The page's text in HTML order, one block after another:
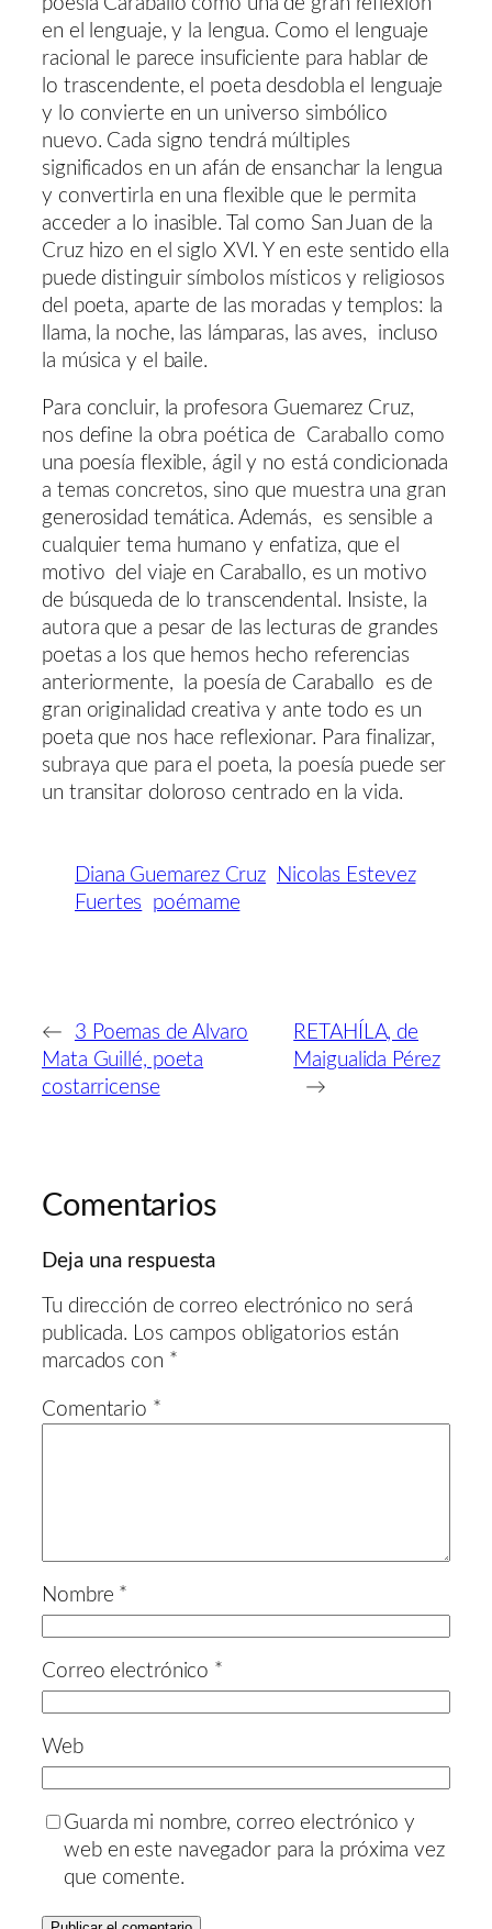
en el lenguaje, y la lengua. Como el lenguaje
racional le parece insuficiente para hablar de
lo trascendente, el poeta desdobla el lenguaje
y lo convierte en un universo simbólico
nuevo. Cada signo tendrá múltiples
significados en un afán de ensanchar la lengua
y convertirla en una flexible que le permita
acceder a lo inasible. Tal como San Juan de la
Cruz hizo en el siglo XVI. Y en este sentido ella
puede distinguir símbolos místicos y religiosos
del poeta, aparte de las moradas y templos: la
llama, la noche, las lámparas, las aves, incluso
la música y el baile.
Para concluir, la profesora Guemarez Cruz,
nos define la obra poética de Caraballo como
una poesía flexible, ágil y no está condicionada
a temas concretos, sino que muestra una gran
generosidad temática. Además, es sensible a
cualquier tema humano y enfatiza, que el
motivo del viaje en Caraballo, es un motivo
de búsqueda de lo transcendental. Insiste, la
autora que a pesar de las lecturas de grandes
poetas a los que hemos hecho referencias
anteriormente, la poesía de Caraballo es de
gran originalidad creativa y ante todo es un
poeta que nos hace reflexionar. Para finalizar,
subraya que para el poeta, la poesía puede ser
un transitar doloroso centrado en la vida.
Diana Guemarez Cruz
Nicolas Estevez
Fuertes
poémame
←
3 Poemas de Alvaro
Mata Guillé, poeta
costarricense
RETAHÍLA, de
Maigualida Pérez
→
Comentarios
Deja una respuesta
Tu dirección de correo electrónico no será
publicada. Los campos obligatorios están
marcados con *
Comentario *
Nombre *
Correo electrónico *
Web
Guarda mi nombre, correo electrónico y
web en este navegador para la próxima vez
que comente.